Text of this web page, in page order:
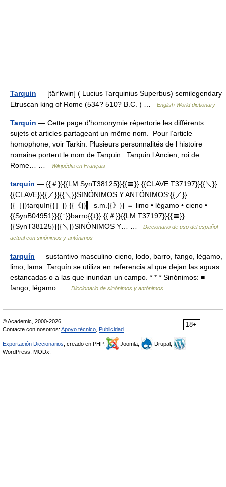
Tarquin — [tär′kwin] ( Lucius Tarquinius Superbus) semilegendary
Etruscan king of Rome (534? 510? B.C. ) …
English World dictionary
Tarquin — Cette page d’homonymie répertorie les différents
sujets et articles partageant un même nom. Pour l’article
homophone, voir Tarkin. Plusieurs personnalités de l histoire
romaine portent le nom de Tarquin : Tarquin l Ancien, roi de
Rome… …
Wikipédia en Français
tarquín — {{＃}}{{LM SynT38125}}{{〓}} {{CLAVE T37197}}{{＼}}
{{CLAVE}}{{／}}{{＼}}SINÓNIMOS Y ANTÓNIMOS:{{／}}
{{［}}tarquín{{］}} {{《}}▍ s.m.{{》}} ＝ limo • légamo • cieno •
{{SynB04951}}{{↑}}barro{{↓}} {{＃}}{{LM T37197}}{{〓}}
{{SynT38125}}{{＼}}SINÓNIMOS Y… …
Diccionario de uso del español
actual con sinónimos y antónimos
tarquín — sustantivo masculino cieno, lodo, barro, fango, légamo,
limo, lama. Tarquín se utiliza en referencia al que dejan las aguas
estancadas o a las que inundan un campo. * * * Sinónimos: ■
fango, légamo …
Diccionario de sinónimos y antónimos
18+
© Academic, 2000-2026
Contacte con nosotros: Apoyo técnico Publicidad
Exportación Diccionarios , creado en PHP, Joomla,
Drupal,
WordPress, MODx.